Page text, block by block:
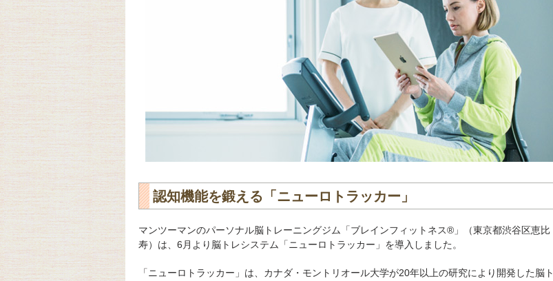
認知機能を鍛える「ニューロトラッカー」
マンツーマンのパーソナル脳トレーニングジム「ブレインフィットネス®」（東京都渋谷区恵比
寿）は、6月より脳トレシステム「ニューロトラッカー」を導入しました。
「ニューロトラッカー」は、カナダ・モントリオール大学が20年以上の研究により開発した脳ト